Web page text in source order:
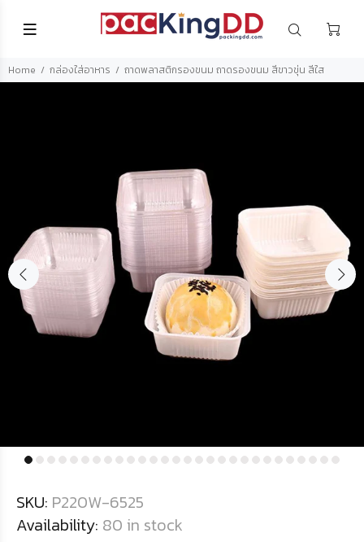
Home กล่องใส่อาหาร ถาดพลาสติกรองขนม ถาดรองขนม สีขาวขุ่น สีใส
SKU: P220W-6525
Availability: 80 in stock